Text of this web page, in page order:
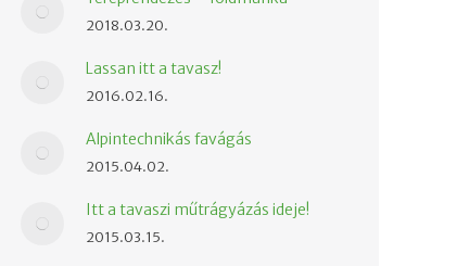
2018.03.20.
Lassan itt a tavasz!
2016.02.16.
Alpintechnikás favágás
2015.04.02.
Itt a tavaszi műtrágyázás ideje!
2015.03.15.